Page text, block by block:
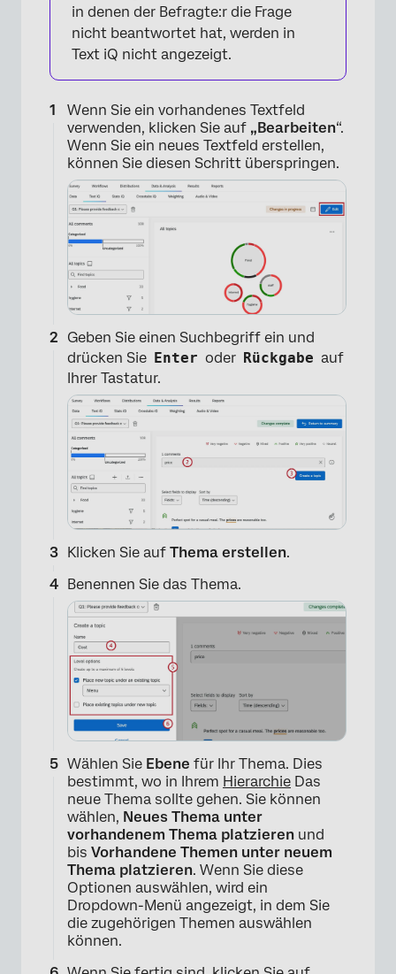
in denen der Befragte:r die Frage
nicht beantwortet hat, werden in
Text iQ nicht angezeigt.
Wenn Sie ein vorhandenes Textfeld
verwenden, klicken Sie auf „Bearbeiten“.
Wenn Sie ein neues Textfeld erstellen,
können Sie diesen Schritt überspringen.
Geben Sie einen Suchbegriff ein und
drücken Sie Enter oder Rückgabe auf
Ihrer Tastatur.
Klicken Sie auf Thema erstellen.
Benennen Sie das Thema.
Wählen Sie Ebene für Ihr Thema. Dies
bestimmt, wo in Ihrem Hierarchie Das
neue Thema sollte gehen. Sie können
wählen, Neues Thema unter
vorhandenem Thema platzieren und
bis Vorhandene Themen unter neuem
Thema platzieren. Wenn Sie diese
Optionen auswählen, wird ein
Dropdown-Menü angezeigt, in dem Sie
die zugehörigen Themen auswählen
können.